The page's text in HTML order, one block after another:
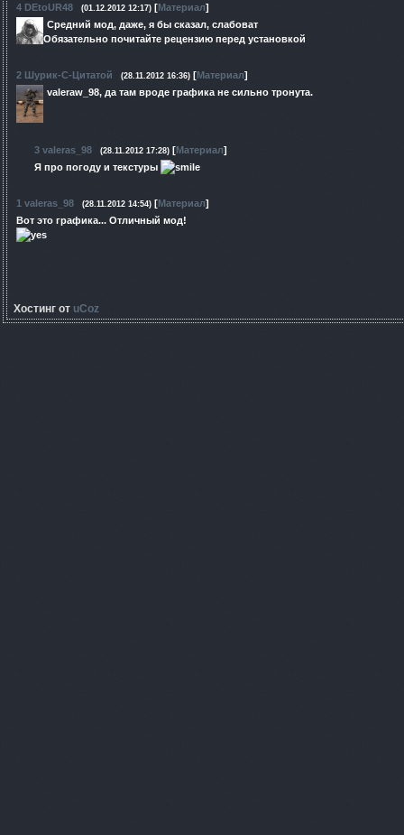
4 DEtoUR48 (01.12.2012 12:17) [Материал]
Средний мод, даже, я бы сказал, слабоват
Обязательно почитайте рецензию перед установкой
2 Шурик-С-Цитатой (28.11.2012 16:36) [Материал]
valeraw_98, да там вроде графика не сильно тронута.
3 valeras_98 (28.11.2012 17:28) [Материал]
Я про погоду и текстуры
1 valeras_98 (28.11.2012 14:54) [Материал]
Вот это графика... Отличный мод!
Хостинг от uCoz